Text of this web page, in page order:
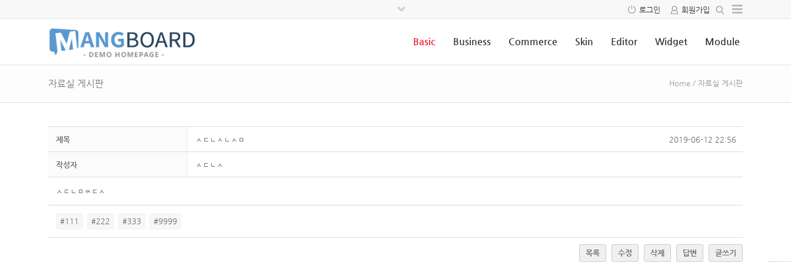
로그인 회원가입
Basic Business Commerce Skin Editor Widget Module
자료실 게시판 Home / 자료실 게시판
제목 ㅅㄷㄴㅅㄴㅅㅁ 2019-06-12 22:56
작성자 ㅅㄷㄴㅅ
ㅅㄷㄴㅁㅆㄷㅅ
#111 #222 #333 #9999
목록 수정 삭제 답변 글쓰기